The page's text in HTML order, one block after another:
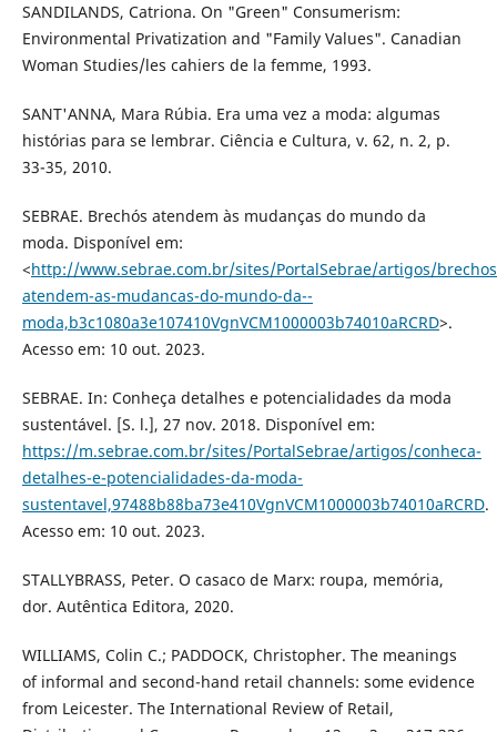
SANDILANDS, Catriona. On "Green" Consumerism:
Environmental Privatization and "Family Values". Canadian
Woman Studies/les cahiers de la femme, 1993.
SANT'ANNA, Mara Rúbia. Era uma vez a moda: algumas
histórias para se lembrar. Ciência e Cultura, v. 62, n. 2, p.
33-35, 2010.
SEBRAE. Brechós atendem às mudanças do mundo da
moda. Disponível em:
<http://www.sebrae.com.br/sites/PortalSebrae/artigos/
atendem-as-mudancas-do-mundo-da--
moda,b3c1080a3e107410VgnVCM1000003b74010aRCRD>.
Acesso em: 10 out. 2023.
SEBRAE. In: Conheça detalhes e potencialidades da moda
sustentável. [S. l.], 27 nov. 2018. Disponível em:
https://m.sebrae.com.br/sites/PortalSebrae/artigos/conheca-
detalhes-e-potencialidades-da-moda-
sustentavel,97488b88ba73e410VgnVCM1000003b74010aRCRD.
Acesso em: 10 out. 2023.
STALLYBRASS, Peter. O casaco de Marx: roupa, memória,
dor. Autêntica Editora, 2020.
WILLIAMS, Colin C.; PADDOCK, Christopher. The meanings
of informal and second-hand retail channels: some evidence
from Leicester. The International Review of Retail,